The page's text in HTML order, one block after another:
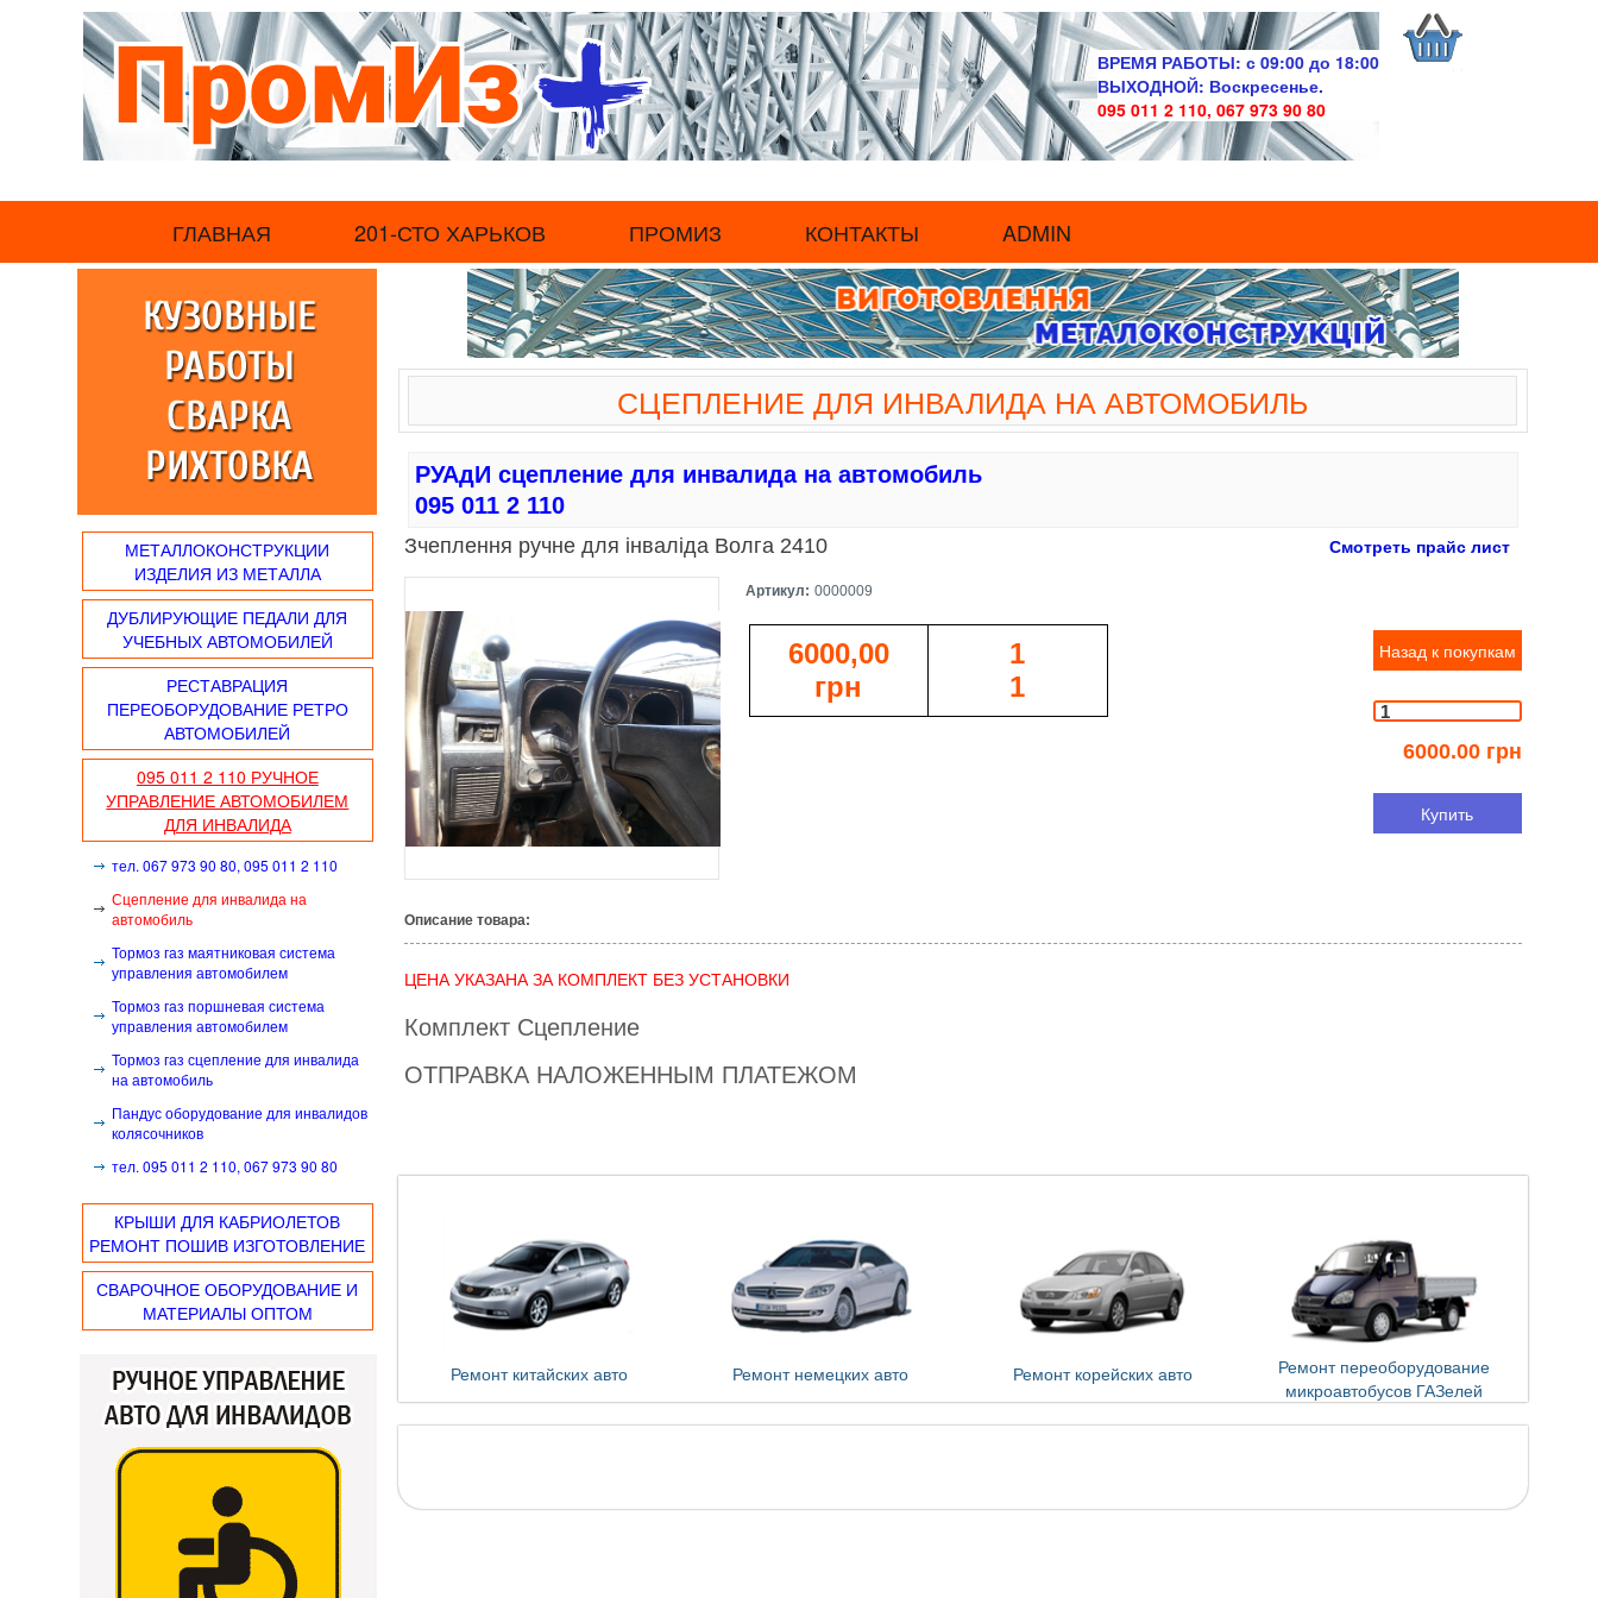
.
ВРЕМЯ РАБОТЫ: с 09:00 до 18:00
ВЫХОДНОЙ: Воскресенье.
095 011 2 110, 067 973 90 80
ГЛАВНАЯ 201-СТО ХАРЬКОВ ПРОМИЗ КОНТАКТЫ ADMIN
МЕТАЛЛОКОНСТРУКЦИИ
ИЗДЕЛИЯ ИЗ МЕТАЛЛА
ДУБЛИРУЮЩИЕ ПЕДАЛИ ДЛЯ
УЧЕБНЫХ АВТОМОБИЛЕЙ
РЕСТАВРАЦИЯ
ПЕРЕОБОРУДОВАНИЕ РЕТРО
АВТОМОБИЛЕЙ
095 011 2 110 РУЧНОЕ
УПРАВЛЕНИЕ АВТОМОБИЛЕМ
ДЛЯ ИНВАЛИДА
тел. 067 973 90 80, 095 011 2 110
Сцепление для инвалида на
автомобиль
Тормоз газ маятниковая система
управления автомобилем
Тормоз газ поршневая система
управления автомобилем
Тормоз газ сцепление для инвалида
на автомобиль
Пандус оборудование для инвалидов
колясочников
тел. 095 011 2 110, 067 973 90 80
КРЫШИ ДЛЯ КАБРИОЛЕТОВ
РЕМОНТ ПОШИВ ИЗГОТОВЛЕНИЕ
СВАРОЧНОЕ ОБОРУДОВАНИЕ И
МАТЕРИАЛЫ ОПТОМ
СЦЕПЛЕНИЕ ДЛЯ ИНВАЛИДА НА АВТОМОБИЛЬ
РУАдИ сцепление для инвалида на автомобиль
095 011 2 110
Смотреть прайс лист
Зчеплення ручне для інваліда Волга 2410
Артикул: 0000009
6000,00
грн
1
1
Назад к покупкам
6000.00 грн
Купить
Описание товара:
ЦЕНА УКАЗАНА ЗА КОМПЛЕКТ БЕЗ УСТАНОВКИ
Комплект Сцепление
ОТПРАВКА НАЛОЖЕННЫМ ПЛАТЕЖОМ
Ремонт китайских авто Ремонт немецких авто Ремонт корейских авто
Ремонт переоборудование
микроавтобусов ГАЗелей